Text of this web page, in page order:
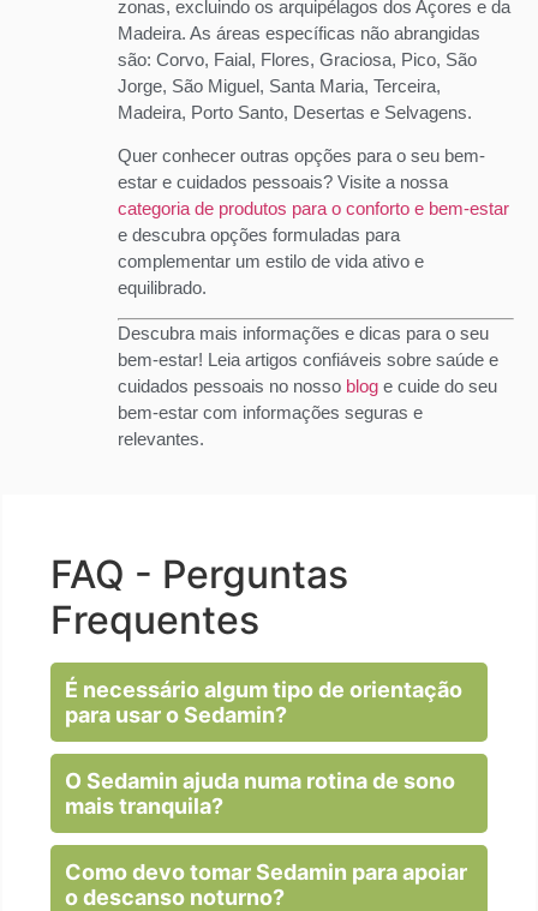
zonas, excluindo os arquipélagos dos Açores e da
Madeira. As áreas específicas não abrangidas
são: Corvo, Faial, Flores, Graciosa, Pico, São
Jorge, São Miguel, Santa Maria, Terceira,
Madeira, Porto Santo, Desertas e Selvagens.
Quer conhecer outras opções para o seu bem-
estar e cuidados pessoais? Visite a nossa
categoria de produtos para o conforto e bem-estar
e descubra opções formuladas para
complementar um estilo de vida ativo e
equilibrado.
Descubra mais informações e dicas para o seu
bem-estar! Leia artigos confiáveis sobre saúde e
cuidados pessoais no nosso blog e cuide do seu
bem-estar com informações seguras e
relevantes.
FAQ - Perguntas
Frequentes
É necessário algum tipo de orientação
para usar o Sedamin?
O Sedamin ajuda numa rotina de sono
mais tranquila?
Como devo tomar Sedamin para apoiar
o descanso noturno?